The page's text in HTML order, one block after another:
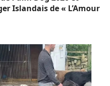
Islandais de « L’Amour